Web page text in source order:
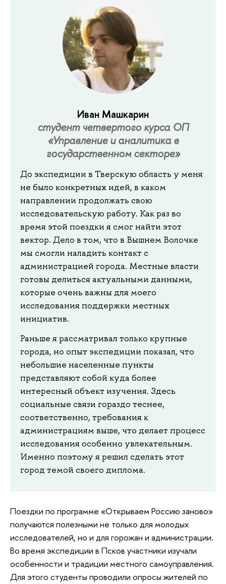
Иван Машкарин
студент четвертого курса ОП
«Управление и аналитика в
государственном секторе»
До экспедиции в Тверскую область у меня
не было конкретных идей, в каком
направлении продолжать свою
исследовательскую работу. Как раз во
время этой поездки я смог найти этот
вектор. Дело в том, что в Вышнем Волочке
мы смогли наладить контакт с
администрацией города. Местные власти
готовы делиться актуальными данными,
которые очень важны для моего
исследования поддержки местных
инициатив.
Раньше я рассматривал только крупные
города, но опыт экспедиции показал, что
небольшие населенные пункты
представляют собой куда более
интересный объект изучения. Здесь
социальные связи гораздо теснее,
соответственно, требования к
администрациям выше, что делает процесс
исследования особенно увлекательным.
Именно поэтому я решил сделать этот
город темой своего диплома.
Поездки по программе «Открываем Россию заново»
получаются полезными не только для молодых
исследователей, но и для горожан и администрации.
Во время экспедиции в Псков участники изучали
особенности и традиции местного самоуправления.
Для этого студенты проводили опросы жителей по